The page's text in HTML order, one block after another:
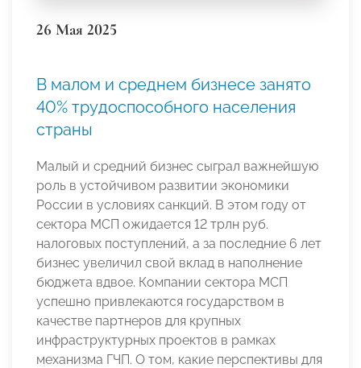
26 Мая 2025
В малом и среднем бизнесе занято
40% трудоспособного населения
страны
Малый и средний бизнес сыграл важнейшую
роль в устойчивом развитии экономики
России в условиях санкций. В этом году от
сектора МСП ожидается 12 трлн руб.
налоговых поступлений, а за последние 6 лет
бизнес увеличил свой вклад в наполнение
бюджета вдвое. Компании сектора МСП
успешно привлекаются государством в
качестве партнеров для крупных
инфраструктурных проектов в рамках
механизма ГЧП. О том, какие перспективы для